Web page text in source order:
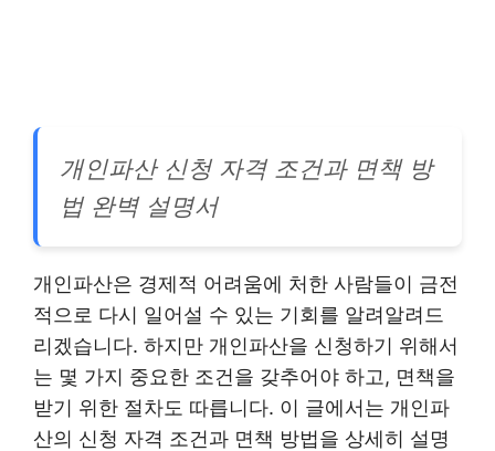
개인파산 신청 자격 조건과 면책 방
법 완벽 설명서
개인파산은 경제적 어려움에 처한 사람들이 금전
적으로 다시 일어설 수 있는 기회를 알려알려드
리겠습니다. 하지만 개인파산을 신청하기 위해서
는 몇 가지 중요한 조건을 갖추어야 하고, 면책을
받기 위한 절차도 따릅니다. 이 글에서는 개인파
산의 신청 자격 조건과 면책 방법을 상세히 설명